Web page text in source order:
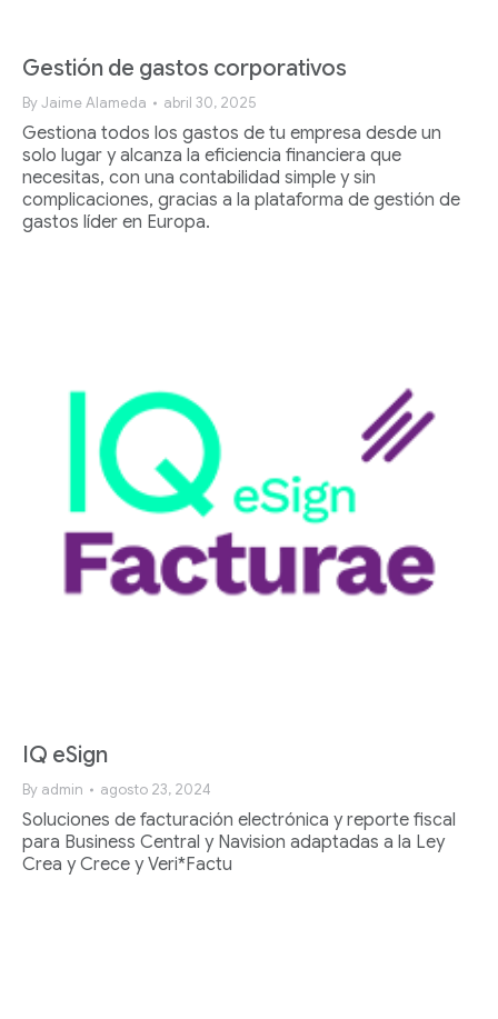
Gestión de gastos corporativos
ByJaime Alameda abril 30, 2025
Gestiona todos los gastos de tu empresa desde un
solo lugar y alcanza la eficiencia financiera que
necesitas, con una contabilidad simple y sin
complicaciones, gracias a la plataforma de gestión de
gastos líder en Europa.
IQ eSign
By admin agosto 23, 2024
Soluciones de facturación electrónica y reporte fiscal
para Business Central y Navision adaptadas a la Ley
Crea y Crece y Veri*Factu